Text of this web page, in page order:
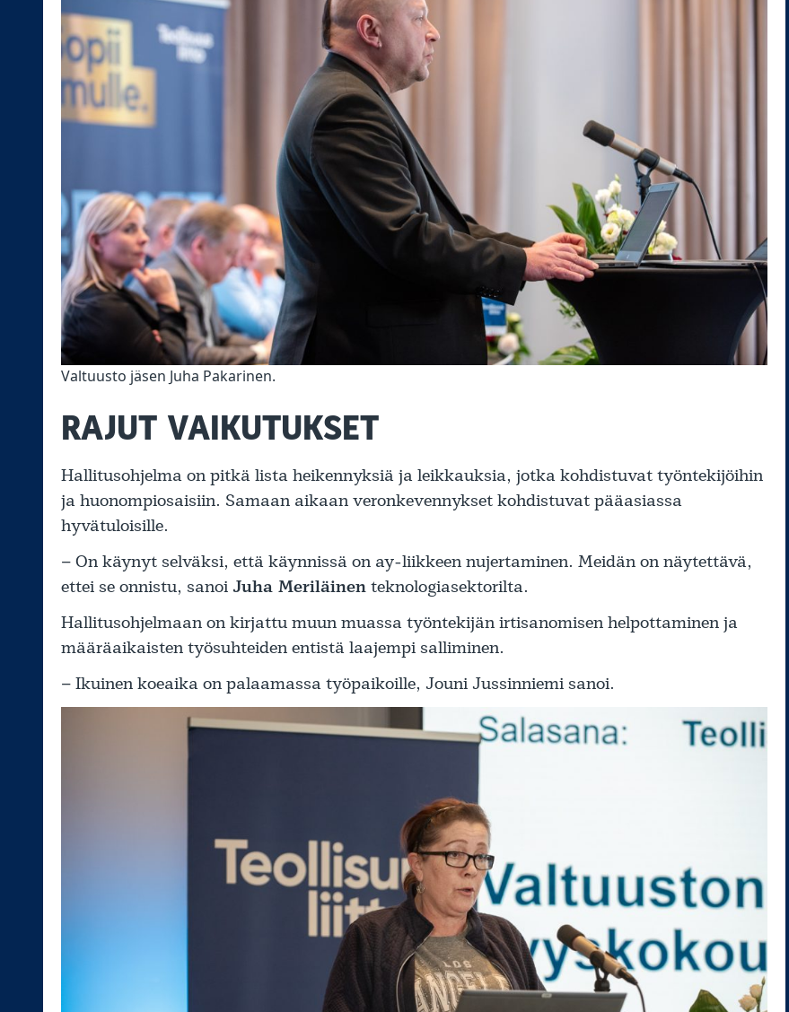
Valtuusto jäsen Juha Pakarinen.
RAJUT VAIKUTUKSET
Hallitusohjelma on pitkä lista heikennyksiä ja leikkauksia, jotka kohdistuvat työntekijöihin
ja huonompiosaisiin. Samaan aikaan veronkevennykset kohdistuvat pääasiassa
hyvätuloisille.
– On käynyt selväksi, että käynnissä on ay-liikkeen nujertaminen. Meidän on näytettävä,
ettei se onnistu, sanoi Juha Meriläinen teknologiasektorilta.
Hallitusohjelmaan on kirjattu muun muassa työntekijän irtisanomisen helpottaminen ja
määräaikaisten työsuhteiden entistä laajempi salliminen.
– Ikuinen koeaika on palaamassa työpaikoille, Jouni Jussinniemi sanoi.